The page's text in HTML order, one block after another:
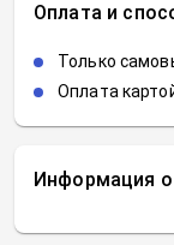
Информация о
Оплата и
Только
Оплата